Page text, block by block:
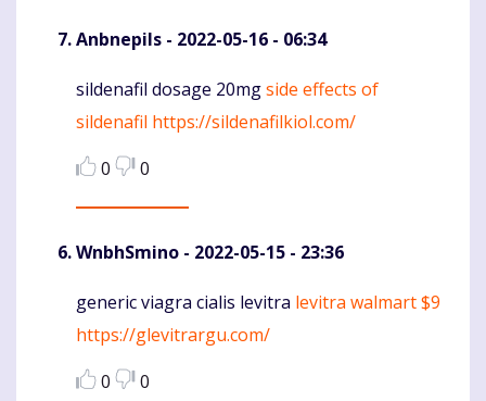
Anbnepils - 2022-05-16 - 06:34
Komentaras
sildenafil dosage 20mgside effects of
sildenafil https://sildenafilkiol.com/
0
0
WnbhSmino - 2022-05-15 - 23:36
Komentaras
generic viagra cialis levitra levitra walmart $9
https://glevitrargu.com/
0
0